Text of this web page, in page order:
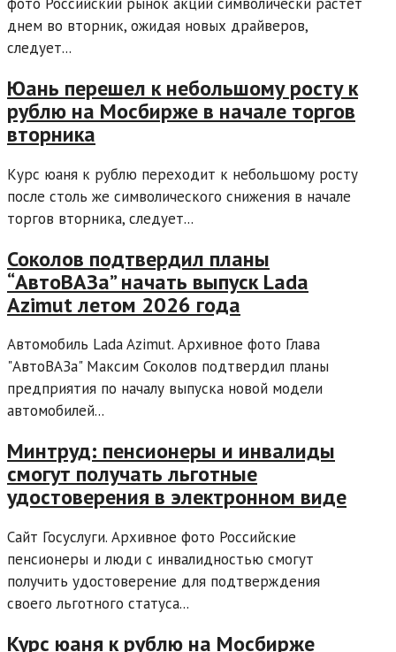
днем во вторник, ожидая новых драйверов,
следует...
Юань перешел к небольшому росту к
рублю на Мосбирже в начале торгов
вторника
Курс юаня к рублю переходит к небольшому росту
после столь же символического снижения в начале
торгов вторника, следует...
Соколов подтвердил планы
“АвтоВАЗа” начать выпуск Lada
Azimut летом 2026 года
Автомобиль Lada Azimut. Архивное фото Глава
"АвтоВАЗа" Максим Соколов подтвердил планы
предприятия по началу выпуска новой модели
автомобилей...
Минтруд: пенсионеры и инвалиды
смогут получать льготные
удостоверения в электронном виде
Сайт Госуслуги. Архивное фото Российские
пенсионеры и люди с инвалидностью смогут
получить удостоверение для подтверждения
своего льготного статуса...
Курс юаня к рублю на Мосбирже